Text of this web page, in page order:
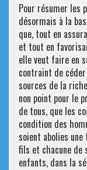
Pour résumer les
désormais à la
que, tout en
et tout en
elle veut faire en
contraint de
sources de la
non point pour le
de tous, que les
condition des
soient abolies
fils et chacune de
enfants, dans la